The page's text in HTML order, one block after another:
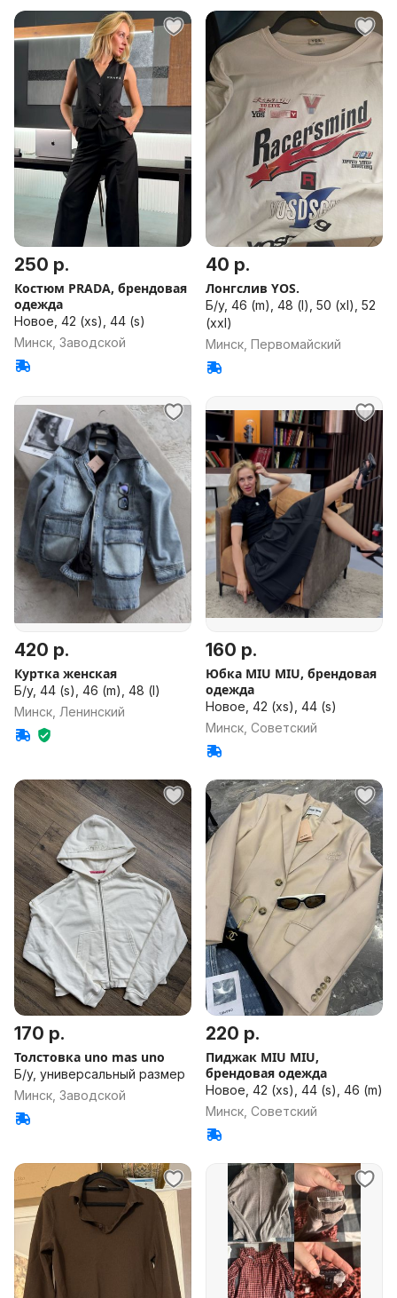
250 р.
Костюм PRADA, брендовая
одежда
Новое, 42 (xs), 44 (s)
Минск, Заводской
40 р.
Лонгслив YOS.
Б/у, 46 (m), 48 (l), 50 (xl), 52
(xxl)
Минск, Первомайский
420 р.
Куртка женская
Б/у, 44 (s), 46 (m), 48 (l)
Минск, Ленинский
160 р.
Юбка MIU MIU, брендовая
одежда
Новое, 42 (xs), 44 (s)
Минск, Советский
170 р.
Толстовка uno mas uno
Б/у, универсальный размер
Минск, Заводской
220 р.
Пиджак MIU MIU,
брендовая одежда
Новое, 42 (xs), 44 (s), 46 (m)
Минск, Советский